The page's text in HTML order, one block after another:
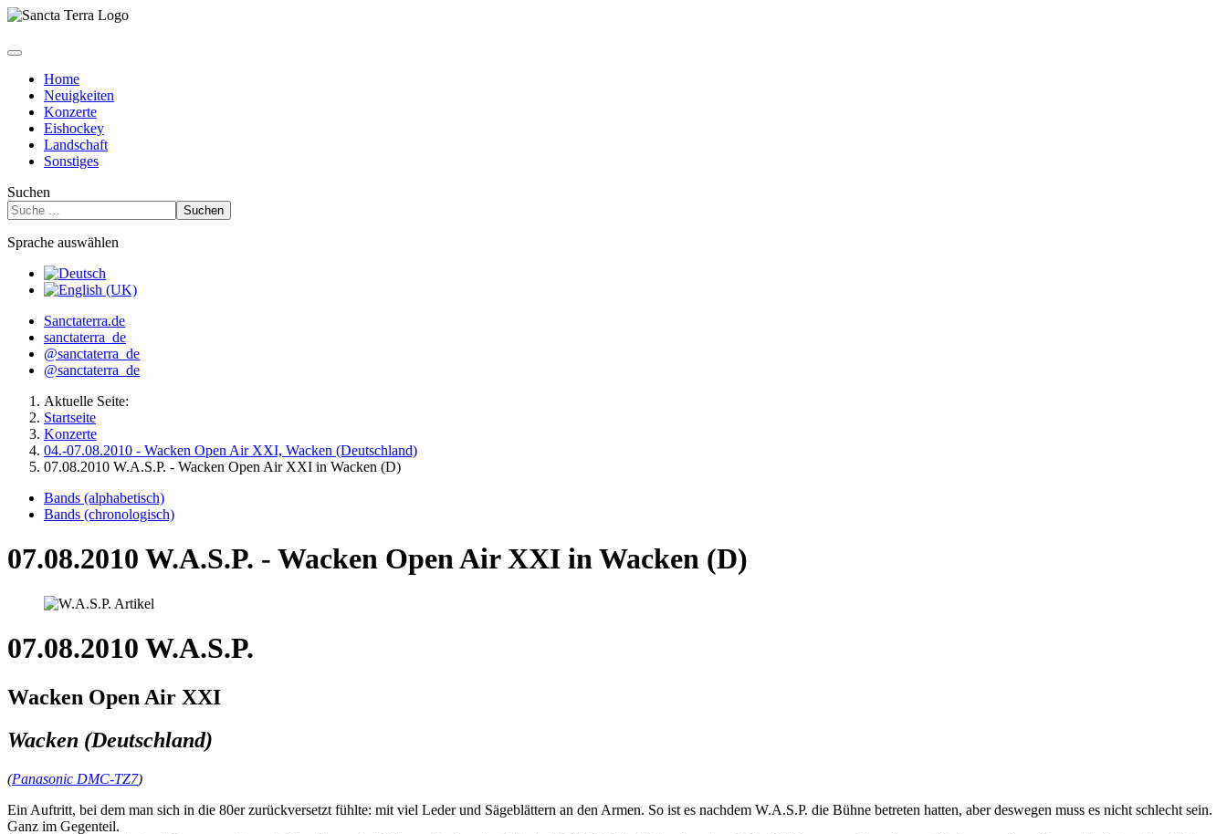
Home
Neuigkeiten
Konzerte
Eishockey
Landschaft
Sonstiges
Suchen
Suchen
Sprache auswählen
Sanctaterra.de
sanctaterra_de
@sanctaterra_de
@sanctaterra_de
Aktuelle Seite:
Startseite
Konzerte
04.-07.08.2010 - Wacken Open Air XXI, Wacken (Deutschland)
07.08.2010 W.A.S.P. - Wacken Open Air XXI in Wacken (D)
Bands (alphabetisch)
Bands (chronologisch)
07.08.2010 W.A.S.P. - Wacken Open Air XXI in Wacken (D)
07.08.2010 W.A.S.P.
Wacken Open Air XXI
Wacken (Deutschland)
(Panasonic DMC-TZ7)
Ein Auftritt, bei dem man sich in die 80er zurückversetzt fühlte: mit viel Leder und Sägeblättern an den Armen. So ist es nachdem W.A.S.P. die Bühne betreten hatten, aber deswegen muss es nicht schlecht sein.
Ganz im Gegenteil.